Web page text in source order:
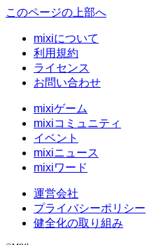
このページの上部へ
mixiについて
利用規約
ライセンス
お問い合わせ
mixiゲーム
mixiコミュニティ
イベント
mixiニュース
mixiワード
運営会社
プライバシーポリシー
健全化の取り組み